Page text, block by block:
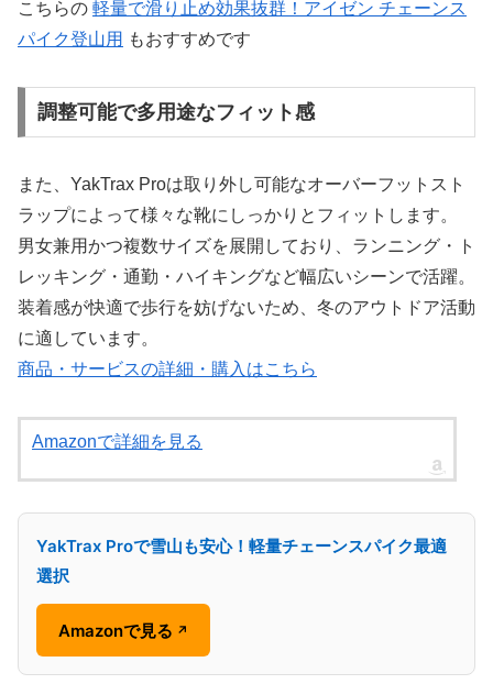
こちらの 軽量で滑り止め効果抜群！アイゼン チェーンス
パイク登山用 もおすすめです
調整可能で多用途なフィット感
また、YakTrax Proは取り外し可能なオーバーフットスト
ラップによって様々な靴にしっかりとフィットします。
男女兼用かつ複数サイズを展開しており、ランニング・ト
レッキング・通勤・ハイキングなど幅広いシーンで活躍。
装着感が快適で歩行を妨げないため、冬のアウトドア活動
に適しています。
商品・サービスの詳細・購入はこちら
Amazonで詳細を見る
YakTrax Proで雪山も安心！軽量チェーンスパイク最適
選択
Amazonで見る ↗